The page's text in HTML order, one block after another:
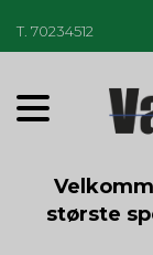
T 70234512
T
o
største